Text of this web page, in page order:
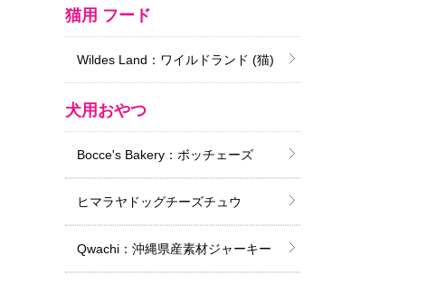
猫用 フード
Wildes Land：ワイルドランド (猫)
犬用おやつ
Bocce's Bakery：ボッチェーズ
ヒマラヤドッグチーズチュウ
Qwachi：沖縄県産素材ジャーキー